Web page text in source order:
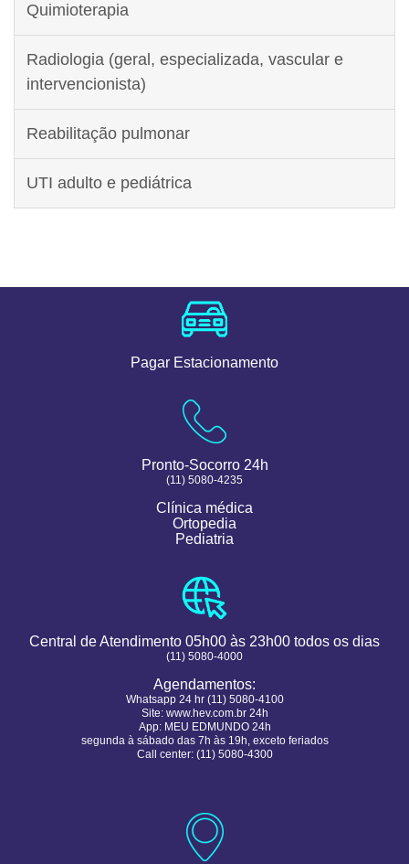
Quimioterapia
Radiologia (geral, especializada, vascular e
intervencionista)
Reabilitação pulmonar
UTI adulto e pediátrica
Pagar Estacionamento
Pronto-Socorro 24h
(11) 5080-4235
Clínica médica
Ortopedia
Pediatria
Central de Atendimento 05h00 às 23h00 todos os dias
(11) 5080-4000
Agendamentos:
Whatsapp 24 hr (11) 5080-4100
Site: www.hev.com.br 24h
App: MEU EDMUNDO 24h
segunda à sábado das 7h às 19h, exceto feriados
Call center: (11) 5080-4300